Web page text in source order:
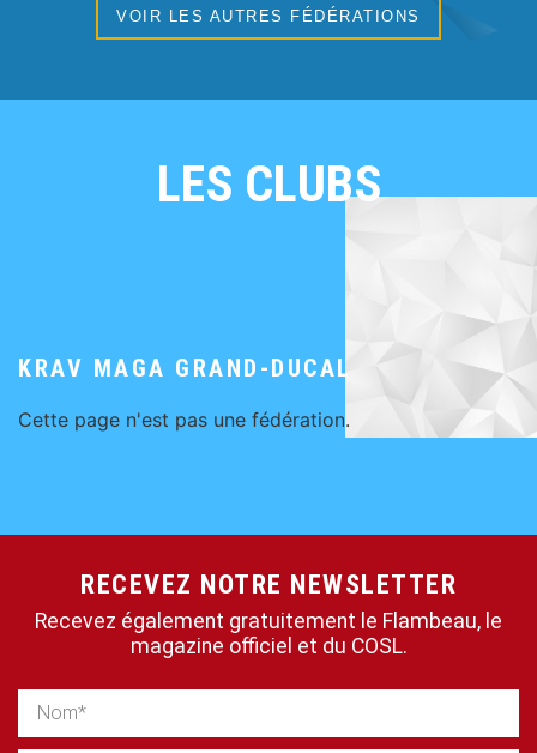
VOIR LES AUTRES FÉDÉRATIONS
LES CLUBS
KRAV MAGA GRAND-DUCAL
Cette page n'est pas une fédération.
RECEVEZ NOTRE NEWSLETTER
Recevez également gratuitement le Flambeau, le
magazine officiel et du COSL.